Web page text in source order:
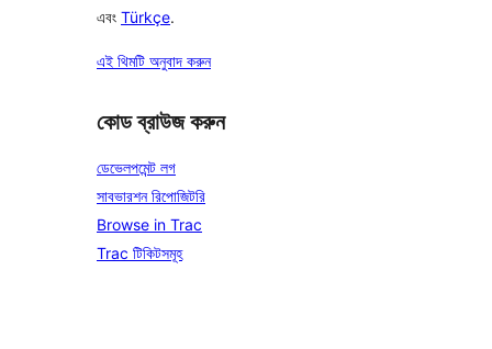
এবং Türkçe.
এই থিমটি অনুবাদ করুন
কোড ব্রাউজ করুন
ডেভেলপমেন্ট লগ
সাবভারশন রিপোজিটরি
Browse in Trac
Trac টিকিটসমূহ